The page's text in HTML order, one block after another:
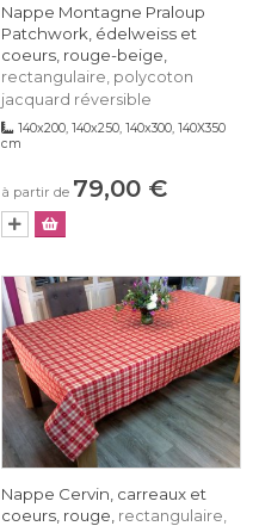
Nappe Montagne Praloup
Patchwork, édelweiss et
coeurs, rouge-beige,
rectangulaire, polycoton
jacquard réversible
140x200, 140x250, 140x300, 140X350
cm
à partir de 79,00 €
Nappe Cervin, carreaux et
coeurs, rouge, rectangulaire,